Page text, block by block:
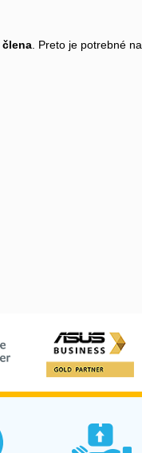
člena . Preto je potrebné